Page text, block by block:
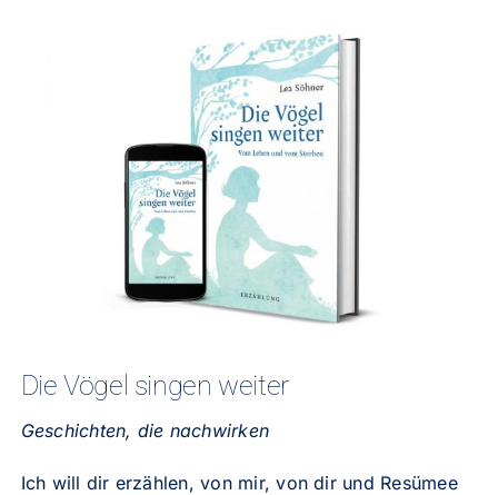
Die Vögel singen weiter
Geschichten, die nachwirken
Ich will dir erzählen, von mir,von dir und Resümee